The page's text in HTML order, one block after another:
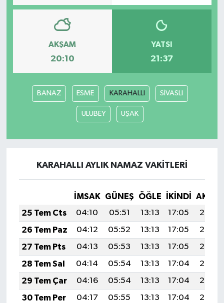
AKŞAM
20:10
YATSI
21:37
BANAZ ESME KARAHALLI SİVASLI
ULUBEY UŞAK
KARAHALLI AYLIK NAMAZ VAKITLERI
İMSAK GÜNEŞ ÖĞLE İKINDI
25 Tem Cts
04:10 05:51 13:13 17:05
20:26
26 Tem Paz
04:12 05:52 13:13 17:05
20:25
27 Tem Pts
04:13 05:53 13:13 17:05
20:24
28 Tem Sal
04:14 05:54 13:13 17:04
20:23
29 Tem Çar
04:16 05:54 13:13 17:04
20:22
30 Tem Per
04:17 05:55 13:13 17:04
20:22